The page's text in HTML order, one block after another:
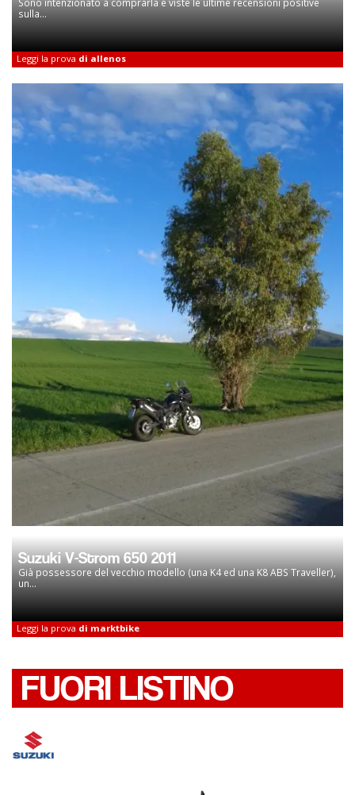
Sono intenzionato a comprarla e viste le ultime recensioni positive
sulla...
Leggi la prova di allenos
Suzuki V-Strom 650 2011
Già possessore del vecchio modello (una K4 ed una K8 ABS Traveller),
un...
Leggi la prova di marktbike
FUORI LISTINO